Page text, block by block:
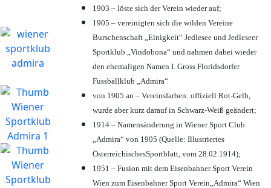
1903 – löste sich der Verein wieder auf;
1905 – vereinigten sich die wilden Vereine
Burschenschaft „Einigkeit“ Jedlesee und Jedleseer
Sportklub „Vindobona“ und nahmen dabei wieder
den ehemaligen Namen I. Gross Floridsdorfer
Fussballklub „Admira“
von 1905 an – Vereinsfarben: offiziell Rot-Gelb,
wurde aber kurz darauf in Schwarz-Weiß geändert;
1914 – Namensänderung in Wiener Sport Club
„Admira“ von 1905 (Quelle: Illustriertes
ÖsterreichischesSportblatt, vom 28.02.1914);
1951 – Fusion mit dem Eisenbahner Sport Verein
Wien zum Eisenbahner Sport Verein„Admira“ Wien